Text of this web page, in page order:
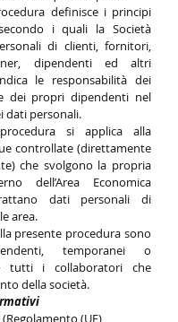
definisce i principi
i quali la Società
di clienti, fornitori,
dipendenti ed altri
le responsabilità dei
dei propri dipendenti nel
dati personali.
si applica alla
controllate (direttamente
che svolgono la propria
dell’Area Economica
dati personali di
area.
presente procedura sono
temporanei o
tutti i collaboratori che
della società.
(Regolamento (UE)